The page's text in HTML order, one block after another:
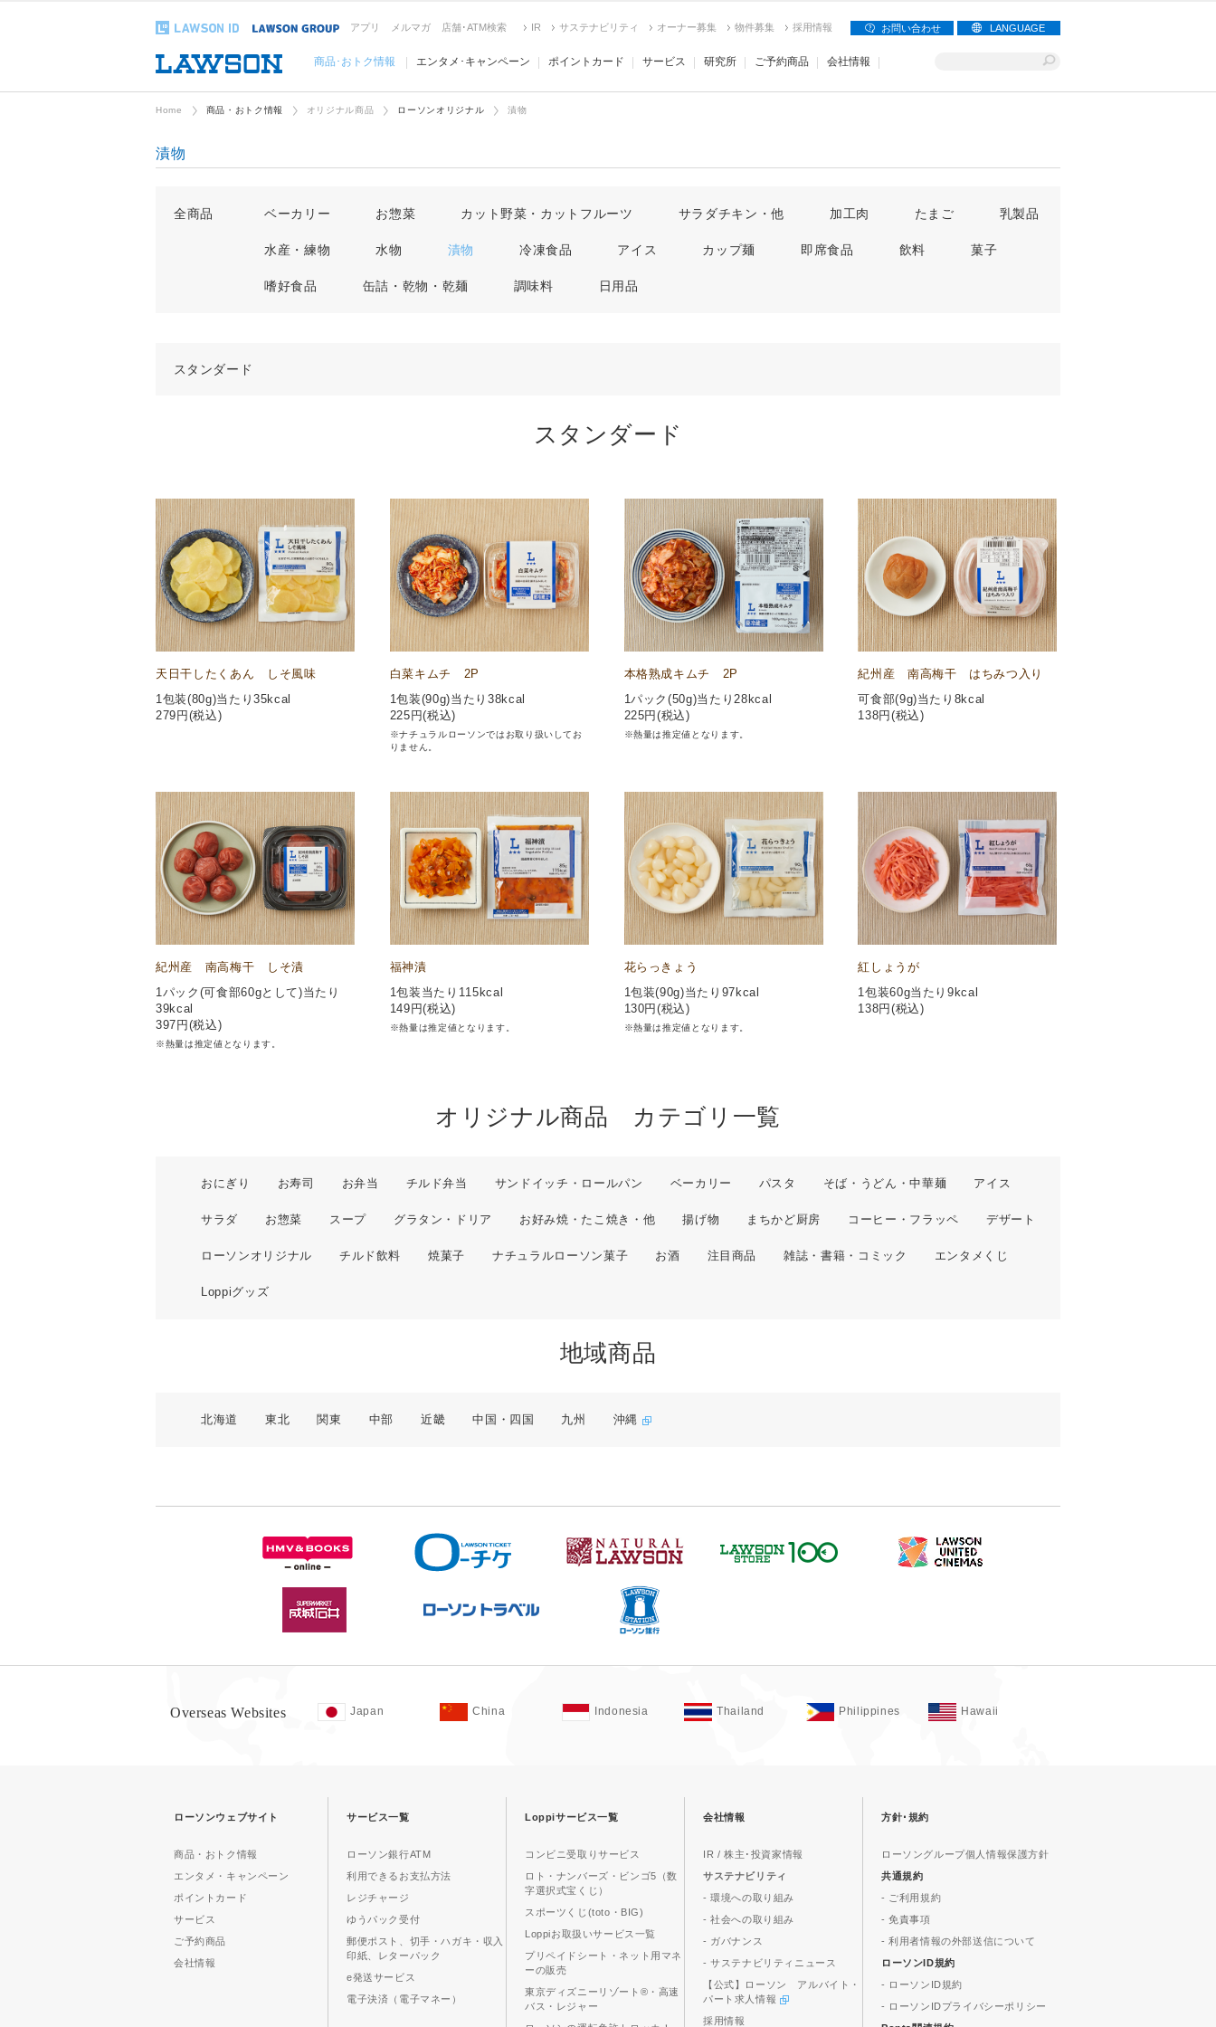
アプリ メルマガ 店舗･ATM検索 IR サステナビリティ オーナー募集 物件募集 採用情報 お問い合わせ LANGUAGE
商品･おトク情報 エンタメ･キャンペーン ポイントカード サービス 研究所 ご予約商品 会社情報
Home 商品・おトク情報 オリジナル商品 ローソンオリジナル 漬物
漬物
全商品 ベーカリー お惣菜 カット野菜・カットフルーツ サラダチキン・他 加工肉 たまご 乳製品
水産・練物 水物 漬物 冷凍食品 アイス カップ麺 即席食品 飲料 菓子
嗜好食品 缶詰・乾物・乾麺 調味料 日用品
スタンダード
スタンダード
天日干したくあん しそ風味
1包装(80g)当たり35kcal
279 円(税込)
白菜キムチ 2P
1包装(90g)当たり38kcal
225 円(税込)
※ナチュラルローソンではお取り扱いしてお
りません。
本格熟成キムチ 2P
1パック(50g)当たり28kcal
225円(税込)
※熱量は推定値となります。
紀州産 南高梅干 はちみつ入り
可食部(9g)当たり8kcal
138円(税込)
紀州産 南高梅干 しそ漬
1パック(可食部60gとして)当たり
39kcal
397 円(税込)
※熱量は推定値となります。
福神漬
1包装当たり115kcal
149 円(税込)
※熱量は推定値となります。
花らっきょう
1包装(90g)当たり97kcal
130円(税込)
※熱量は推定値となります。
紅しょうが
1包装60g当たり9kcal
138円(税込)
オリジナル商品 カテゴリ一覧
おにぎり お寿司 お弁当 チルド弁当 サンドイッチ・ロールパン ベーカリー パスタ そば・うどん・中華麺 アイス
サラダ お惣菜 スープ グラタン・ドリア お好み焼・たこ焼き・他 揚げ物 まちかど厨房 コーヒー・フラッペ デザート
ローソンオリジナル チルド飲料 焼菓子 ナチュラルローソン菓子 お酒 注目商品 雑誌・書籍・コミック エンタメくじ
Loppiグッズ
地域商品
北海道 東北 関東 中部 近畿 中国・四国 九州 沖縄
Overseas Websites Japan China Indonesia Thailand Philippines Hawaii
ローソンウェブサイト
商品・おトク情報
エンタメ・キャンペーン
ポイントカード
サービス
ご予約商品
会社情報
サービス一覧
ローソン銀行ATM
利用できるお支払方法
レジチャージ
ゆうパック受付
郵便ポスト、切手・ハガキ・収入
印紙、レターパック
e発送サービス
電子決済（電子マネー）
Loppiサービス一覧
コンビニ受取りサービス
ロト・ナンバーズ・ビンゴ5（数
字選択式宝くじ）
スポーツくじ(toto・BIG)
Loppiお取扱いサービス一覧
プリペイドシート・ネット用マネ
ーの販売
東京ディズニーリゾート®・高速
バス・レジャー
会社情報
IR / 株主･投資家情報
サステナビリティ
- 環境への取り組み
- 社会への取り組み
- ガバナンス
- サステナビリティニュース
【公式】ローソン アルバイト・
パート求人情報
採用情報
方針･規約
ローソングループ個人情報保護方針
共通規約
- ご利用規約
- 免責事項
- 利用者情報の外部送信について
ローソンID規約
- ローソンID規約
- ローソンIDプライバシーポリシー